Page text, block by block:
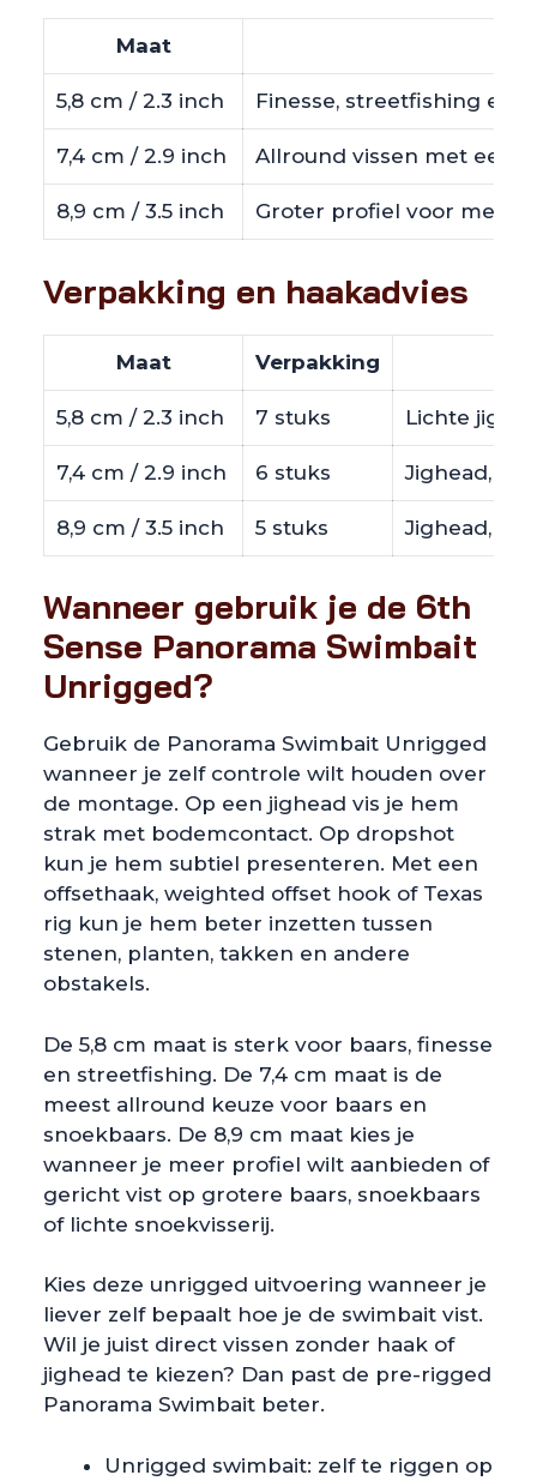
Maat
5,8 cm / 2.3 inch Finesse, streetfishing en
7,4 cm / 2.9 inch Allround vissen met een
8,9 cm / 3.5 inch Groter profiel voor meer
Verpakking en haakadvies
Maat Verpakking
5,8 cm / 2.3 inch 7 stuks Lichte
7,4 cm / 2.9 inch 6 stuks Jighead,
8,9 cm / 3.5 inch 5 stuks Jighead,
Wanneer gebruik je de 6th
Sense Panorama Swimbait
Unrigged?
Gebruik de Panorama Swimbait Unrigged
wanneer je zelf controle wilt houden over
de montage. Op een jighead vis je hem
strak met bodemcontact. Op dropshot
kun je hem subtiel presenteren. Met een
offsethaak, weighted offset hook of Texas
rig kun je hem beter inzetten tussen
stenen, planten, takken en andere
obstakels.
De 5,8 cm maat is sterk voor baars, finesse
en streetfishing. De 7,4 cm maat is de
meest allround keuze voor baars en
snoekbaars. De 8,9 cm maat kies je
wanneer je meer profiel wilt aanbieden of
gericht vist op grotere baars, snoekbaars
of lichte snoekvisserij.
Kies deze unrigged uitvoering wanneer je
liever zelf bepaalt hoe je de swimbait vist.
Wil je juist direct vissen zonder haak of
jighead te kiezen? Dan past de pre-rigged
Panorama Swimbait beter.
Unrigged swimbait: zelf te riggen op